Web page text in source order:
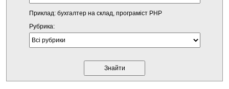
Приклад: бухгалтер на склад, програміст PHP
Рубрика: